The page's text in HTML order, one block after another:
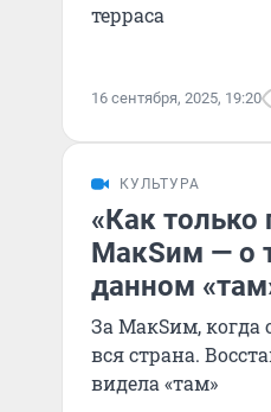
терраса
16 сентября, 2025, 19:20
КУЛЬТУРА
«Как только
МакSим — о
данном
За МакSим,
вся страна.
видела «там»